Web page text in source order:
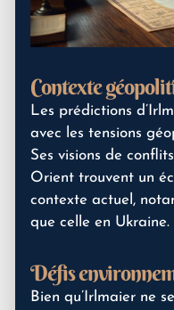
Contexte
Les prédictions
avec les tensions
Ses visions de
Orient trouvent un
contexte actuel,
que celle en Ukraine.
Défis
Bien qu’Irlmaier ne